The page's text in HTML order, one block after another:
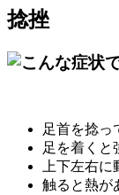
捻挫
足首を捻っ
足を着くと
上下左右
触ると熱が